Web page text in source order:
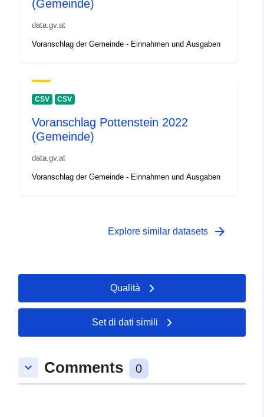
(Gemeinde)
data.gv.at
Voranschlag der Gemeinde - Einnahmen und Ausgaben
CSV CSV
Voranschlag Pottenstein 2022
(Gemeinde)
data.gv.at
Voranschlag der Gemeinde - Einnahmen und Ausgaben
Explore similar datasets arrow_forward
Qualità
Set di dati simili
keyboard_arrow_down Comments 0